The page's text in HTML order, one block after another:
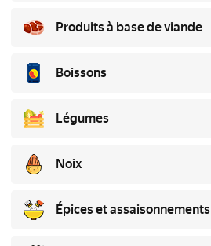
Produits à base de viande
Boissons
Légumes
Noix
Épices et assaisonnements